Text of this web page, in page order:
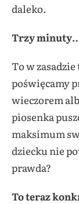
daleko.
Trzy
To w
poświęcamy
wieczorem
piosenka
maksimum
dziecku nie
prawda?
To teraz